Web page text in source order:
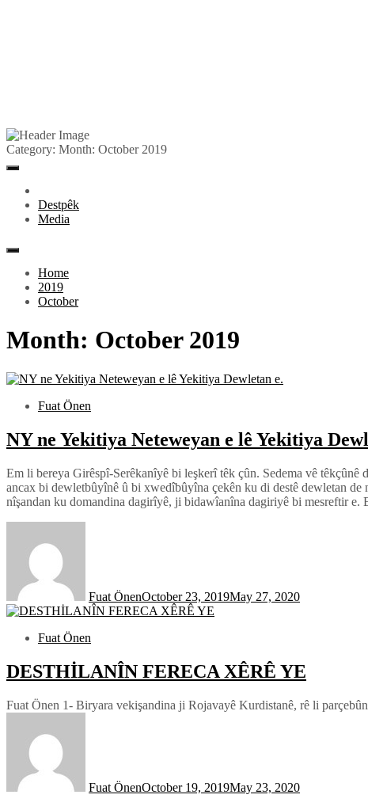
Skip
to
content
Pêlkurd
Category: Month: October 2019
Primary
Destpêk
Media
Home
2019
October
Month: October 2019
Fuat Önen
NY ne Yekitiya Neteweyan e lê Yekitiya
Em li bereya Girêspî-Serêkanîyê bi leşkerî têk çûn. Sedema vê
ancax bi dewletbûyînê û bi xwedîbûyîna çekên ku di destê dewletan
nîşandan ku domandina dagirîyê, ji bidawîanîna dagiriyê bi mesreftir e.
Fuat ÖnenOctober 23, 2019May 27, 2020
Fuat Önen
DESTHİLANÎN FERECA XÊRÊ YE
Fuat Önen 1- Biryara vekişandina ji Rojavayê Kurdistanê, rê li
Fuat ÖnenOctober 19, 2019May 23, 2020